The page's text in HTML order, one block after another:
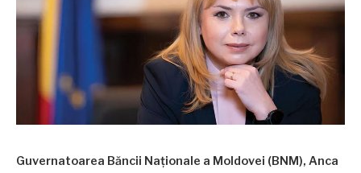
Guvernatoarea Băncii Naționale a Moldovei (BNM), Anca